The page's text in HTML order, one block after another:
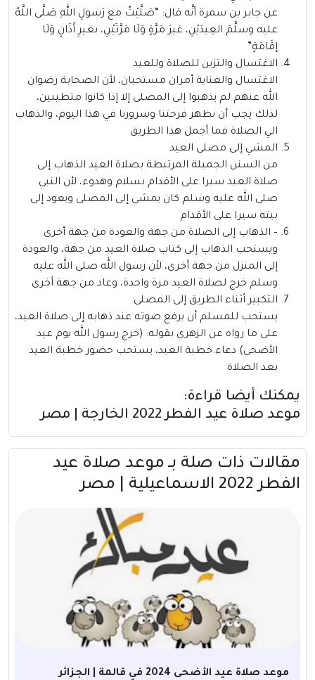
عن جابر بن سمرة أنَّه قال: “صَلَّيْتُ مع رَسولِ اللهِ صَلَّى اللَّهُ
عليه وسلَّمَ العِيدَيْنِ، غيرَ مَرَّةٍ وَلَا مَرَّتَيْنِ، بغيرِ أَذَانٍ وَلَا
إقَامَةٍ”
الاغتسال والتزين للصلاة وللعيد
الاغتسال والعناية أمران مستحبان، لأن الصحابة رضوان
الله عنهم لم يذهبوا إلى المصلى إلا إذا كانوا متطيبين،
لذلك يجب أن نظهر فرحتنا وسرورنا في هذا اليوم، والذهاب
الي الصلاة فما أجمل هذا الطريق
المشي إلى مصلى العيد
من السنن الجميلة المرتبطة بصلاة العيد الذهاب إلى
صلاة العيد سيرا على الأقدام بسلام وهدوء، لأن النبي
صلى الله عليه وسلم كان يمشي إلى المصلى ويعود إلى
بيته سيرا على الأقدام
– الذهاب إلى الصلاة من جهة والعودة من جهة أخرى
ويستحب الذهاب إلى كتاب صلاة العيد من جهة، والعودة
إلى المنزل من جهة أخرى، لأن رسول الله صلى الله عليه
وسلم خرج لصلاة العيد مرة واحدة، وعاد من جهة أخرى
التكبير أثناء الطريق إلى المصلى
يستحب للمسلم أن يرفع صوته عند ذهابه إلى صلاة العيد،
على ما رواه عن الزهري بقوله: (خرج رسول الله يوم عيد
الأضحى) دعاء.خطبة العيد، يستحب حضور خطبة العيد
بعد الصلاة
يمكنك أيضا قراءة:
موعد صلاة عيد الفطر 2022 الخارجة | مصر
مقالات ذات صلة بــ موعد صلاة عيد
الفطر 2022 الاسماعيلية | مصر
موعد صلاة عيد الأضحى 2024 في قالمة | الجزائر